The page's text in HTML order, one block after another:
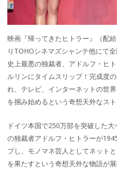
映画『帰ってきたヒトラー』（配
りTOHOシネマズシャンテ他にて全
史上最悪の独裁者、アドルフ・ヒ
ルリンにタイムスリップ！完成度
れ、テレビ、インターネットの世
を掴み始めるという奇想天外なスト
ドイツ本国で250万部を突破した
の独裁者アドルフ・ヒトラーが
プし、モノマネ芸人としてネット
を果たすという奇想天外な物語が